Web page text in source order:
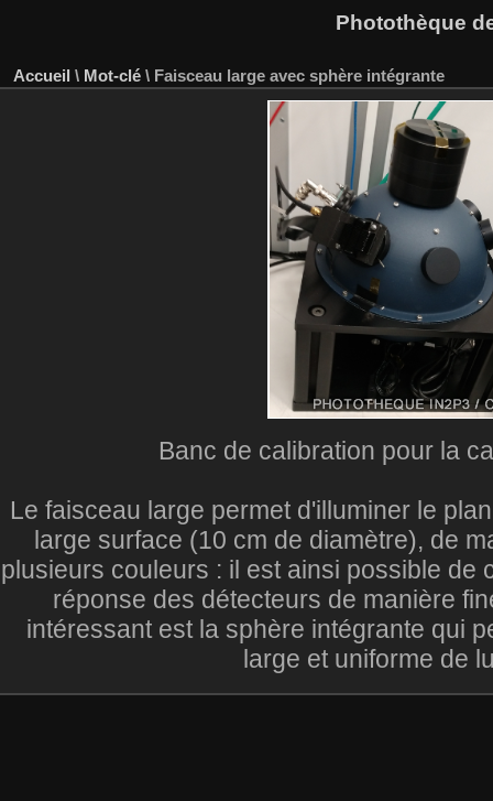
Photothèque
Accueil \ Mot-clé \ Faisceau large avec sphère intégrante
Banc de calibration pour la
Le faisceau large permet d'illuminer le
large surface (10 cm de diamètre), de
plusieurs couleurs : il est ainsi possible de
réponse des détecteurs de manière
intéressant est la sphère intégrante qui
large et uniforme de